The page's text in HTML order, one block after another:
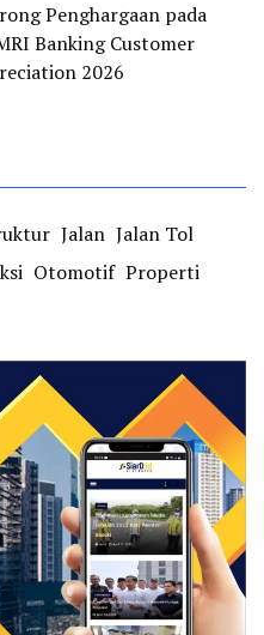
Penghargaan pada
Banking Customer
2026
Jalan Jalan Tol
Otomotif Properti